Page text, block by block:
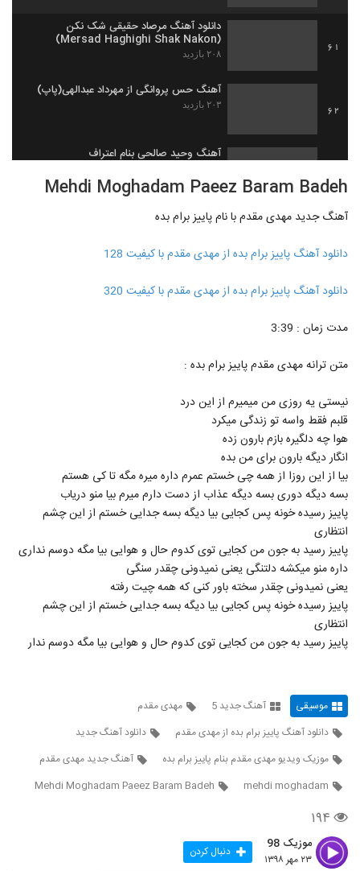
61
دانلود آهنگ مرصاد حقیقی شک نکن
(Mersad Haghighi Shak Nakon)
۲۰۸ بازدید
62
آهنگ حس پروانگی از مهرداد عبدالهی(پاپ)
۲۰۳ بازدید
آهنگ وحید صالحی بنام اعتراف
دانلود آهنگ خاطره شد از بهنام کلانتری
دانلود آهنگ جدید و زیبای سولو بند با نام
وقتی که میخندی
66
(Nima Nashenas Sedato
Miresoonam)
۲۲۹ بازدید
67
دانلود آهنگ جدید و زیبای پیوند با نام بال
ابرها
68
دانلود آهنگ جدید و زیبای علی خدابنده با نام
خرابش می کنم
۲۳۲ بازدید
69
۲۰۵ بازدید
70
دانلود آهنگ جدید و زیبای دی جی کرون با نام
شمال (رمیکس مهرداد جم)
دانلود آهنگ ریسمان یازده آذر ایستگاه آخر (به
همراه مصداق) (Risman 11 Azar Istgahe
Akhar)
۲۰۶ بازدید
73
آهنگ رفتنتو همه دیدن از ماهان متین(پاپ)
سیاوش پالاهنگ آهنگ بخند
Mehdi Moghadam Paeez Baram Badeh
آهنگ جدید مهدی مقدم با نام پاییز برام بده
دانلود آهنگ پاییز برام بده از مهدی مقدم با کیفیت 128
دانلود آهنگ پاییز برام بده از مهدی مقدم با کیفیت 320
مدت زمان : 3:39
متن ترانه مهدی مقدم پاییز برام بده :
نیستی یه روزی من میمیرم از این درد
قلبم فقط واسه تو زندگی میکرد
هوا چه دلگیره بازم بارون زده
انگار دیگه بارون برای من بده
بیا از این روزا از همه چی خستم عمرم داره میره مگه تا کی هستم
بسه دیگه دوری بسه دیگه عذاب از دست دارم میرم بیا منو دریاب
پاییز رسیده خونه پس کجایی بیا دیگه بسه جدایی خستم از این چشم
انتظاری
پاییز رسید به جون من کجایی توی کدوم حال و هوایی بیا مگه دوسم نداری
داره منو میکشه دلتنگی یعنی نمیدونی چقدر سنگی
یعنی نمیدونی چقدر سخته باور کنی که همه چیت رفته
پاییز رسیده خونه پس کجایی بیا دیگه بسه جدایی خستم از این چشم
انتظاری
پاییز رسید به جون من کجایی توی کدوم حال و هوایی بیا مگه دوسم ندار
موسیقی آهنگ جدید 5
مهدی مقدم
دانلود آهنگ پاییز برام بده از مهدی مقدم
دانلود آهنگ جدید
موزیک ویدیو مهدی مقدم بنام پاییز برام بده
آهنگ جدید مهدی مقدم
mehdi moghadam
Mehdi Moghadam Paeez Baram Badeh
۱۹۴
موزیک 98
۲۳ مهر ۱۳۹۸ دنبال کردن